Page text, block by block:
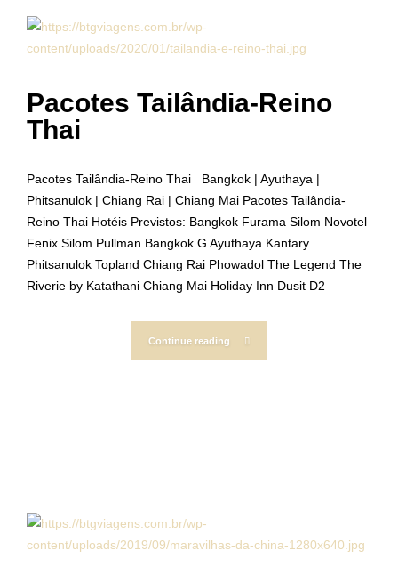
Pacotes Tailândia-Reino
Thai
Pacotes Tailândia-Reino Thai Bangkok | Ayuthaya |
Phitsanulok | Chiang Rai | Chiang Mai Pacotes Tailândia-
Reino Thai Hotéis Previstos: Bangkok Furama Silom Novotel
Fenix Silom Pullman Bangkok G Ayuthaya Kantary
Phitsanulok Topland Chiang Rai Phowadol The Legend The
Riverie by Katathani Chiang Mai Holiday Inn Dusit D2
Continue reading